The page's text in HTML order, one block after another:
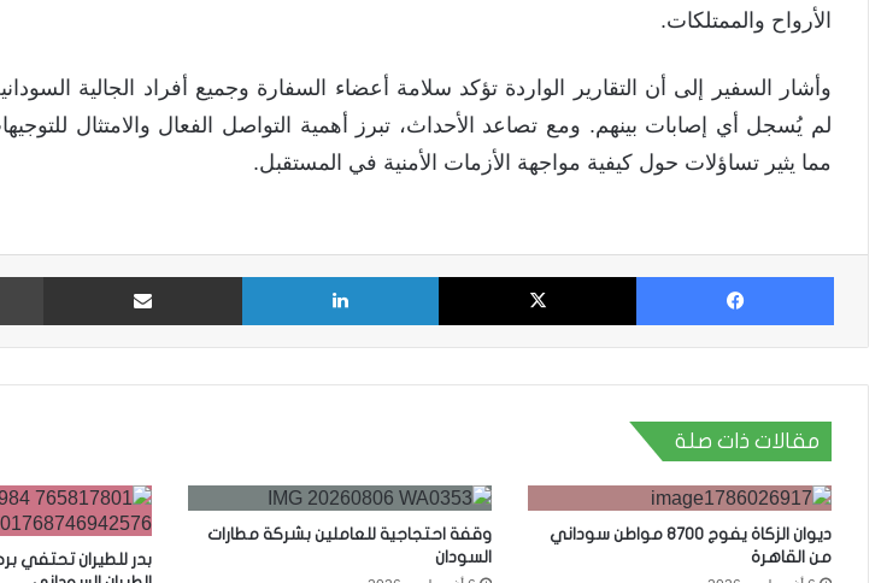
الأرواح والممتلكات.
وأشار السفير إلى أن التقارير الواردة تؤكد سلامة أعضاء السفارة وجميع أفراد الجالية
لم يُسجل أي إصابات بينهم. ومع تصاعد الأحداث، تبرز أهمية التواصل الفعال والامتثال
مما يثير تساؤلات حول كيفية مواجهة الأزمات الأمنية في المستقبل.
فيسبوك X لينكدإن مشاركة عبر البريد
مقالات ذات صلة
ديوان الزكاة يفوج 8700 مواطن سوداني
من القاهرة
وقفة احتجاجية للعاملين بشركة مطارات
السودان
بدر للطيران تحتفي